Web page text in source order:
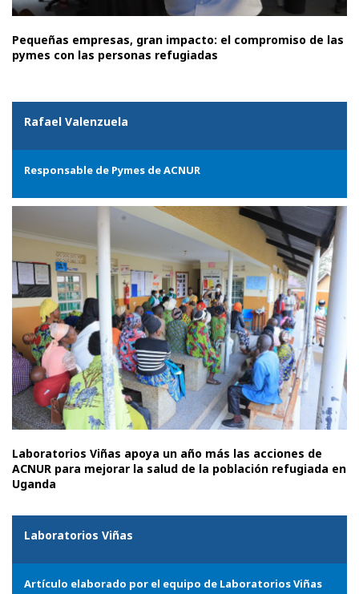
Pequeñas empresas, gran impacto: el compromiso de las
pymes con las personas refugiadas
Rafael Valenzuela
Responsable de Pymes de ACNUR
Laboratorios Viñas apoya un año más las acciones de
ACNUR para mejorar la salud de la población refugiada en
Uganda
Laboratorios Viñas
Artículo elaborado por el equipo de Laboratorios Viñas